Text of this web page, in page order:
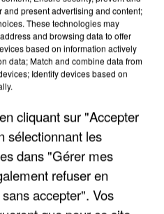
DISPOSITION DES
LE TRAC"
present advertising and content;
These technologies may
and browsing data to offer
based on information actively
data; Match and combine data from
Identify devices based on
cliquant sur "Accepter
sélectionnant les
dans "Gérer mes
refuser en
accepter". Vos